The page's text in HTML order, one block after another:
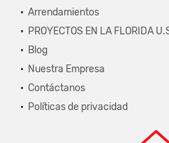
Arrendamientos
PROYECTOS EN LA FLORIDA
Blog
Nuestra Empresa
Contáctanos
Políticas de privacidad